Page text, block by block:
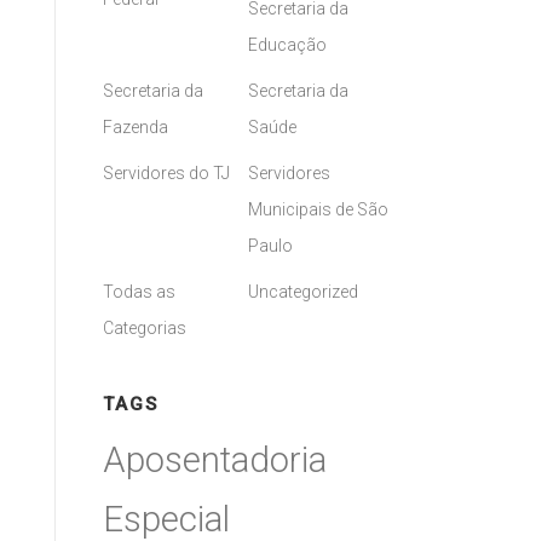
Secretaria da
Educação
Secretaria da
Fazenda
Secretaria da
Saúde
Servidores do TJ
Servidores
Municipais de São
Paulo
Todas as
Categorias
Uncategorized
TAGS
Aposentadoria
Especial